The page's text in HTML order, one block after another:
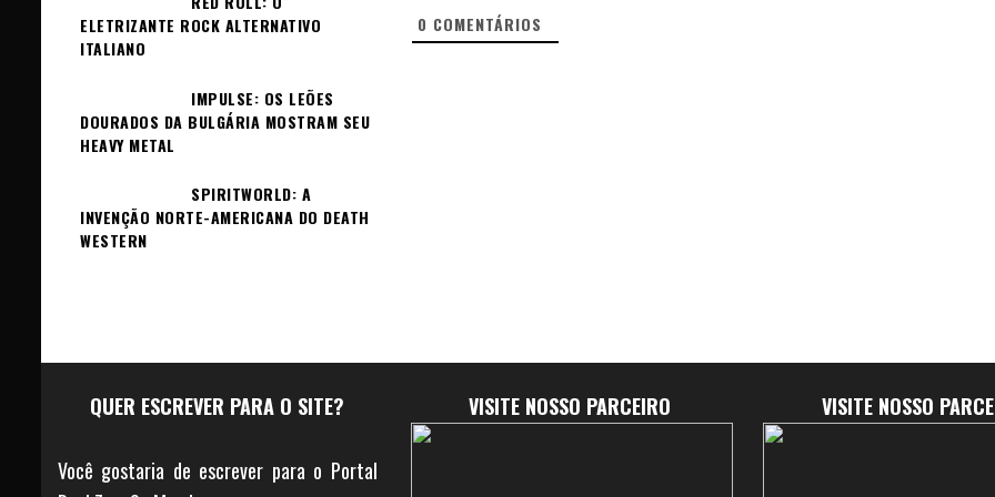
0 COMENTÁRIOS
ELETRIZANTE ROCK ALTERNATIVO
ITALIANO
IMPULSE: OS LEÕES
DOURADOS DA BULGÁRIA MOSTRAM SEU
HEAVY METAL
SPIRITWORLD: A
INVENÇÃO NORTE-AMERICANA DO DEATH
WESTERN
QUER ESCREVER PARA O SITE?
Você gostaria de escrever para o Portal
VISITE NOSSO PARCEIRO VISITE NOSSO